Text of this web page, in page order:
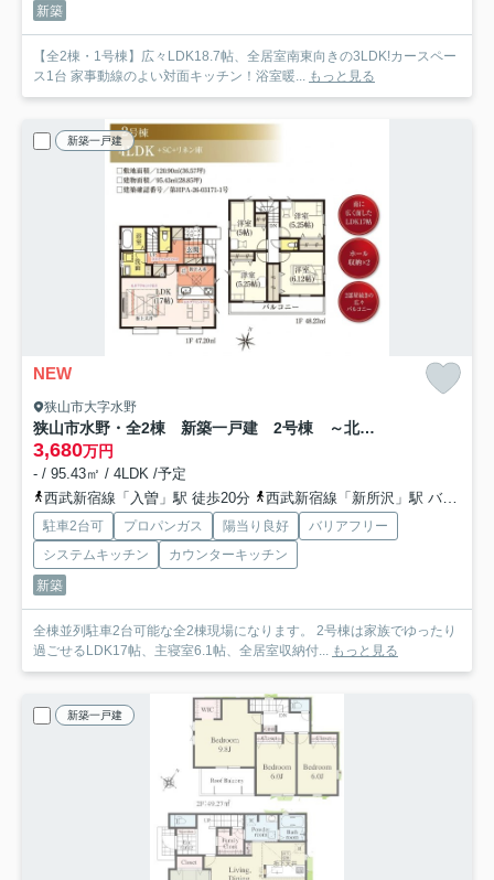
新築
【全2棟・1号棟】広々LDK18.7帖、全居室南東向きの3LDK!カースペー
ス1台 家事動線のよい対面キッチン！浴室暖... もっと見る
新築一戸建
NEW
狭山市大字水野
狭山市水野・全2棟 新築一戸建 2号棟 ～北東・南東角地～
3,680万円
- / 95.43㎡ / 4LDK /予定
西武新宿線「入曽」駅 徒歩20分
西武新宿線「新所沢」駅 バス20分 西武バス「西武フラワーヒル」 停歩14分
駐車2台可 プロパンガス 陽当り良好
バリアフリー
システムキッチン
カウンターキッチン
新築
全棟並列駐車2台可能な全2棟現場になります。 2号棟は家族でゆったり
過ごせるLDK17帖、主寝室6.1帖、全居室収納付... もっと見る
新築一戸建